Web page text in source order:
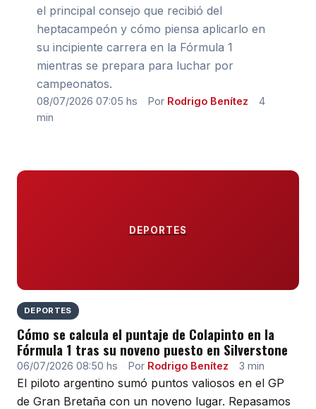
el principal consejo que recibió del
heptacampeón y cómo piensa aplicarlo en
su incipiente carrera en la Fórmula 1
mientras se prepara para luchar por
campeonatos.
08/07/2026 07:05 hs · Por Rodrigo Benítez · 4
min
DEPORTES
DEPORTES
Cómo se calcula el puntaje de Colapinto en la
Fórmula 1 tras su noveno puesto en Silverstone
06/07/2026 08:50 hs · Por Rodrigo Benítez · 3 min
El piloto argentino sumó puntos valiosos en el GP
de Gran Bretaña con un noveno lugar. Repasamos